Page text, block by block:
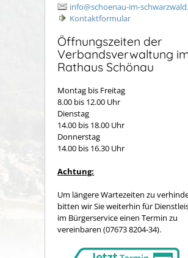
info@schoenau-im-
Kontaktformular
Öffnungszeiten der
Verbandsverwaltung
Rathaus Schönau
Montag bis Freitag
8.00 bis 12.00 Uhr
Dienstag
14.00 bis 18.00 Uhr
Donnerstag
14.00 bis 16.30 Uhr
Achtung:
Um längere Wartezeiten zu
bitten wir Sie weiterhin für
im Bürgerservice einen Termin zu
vereinbaren (07673 8204-34).